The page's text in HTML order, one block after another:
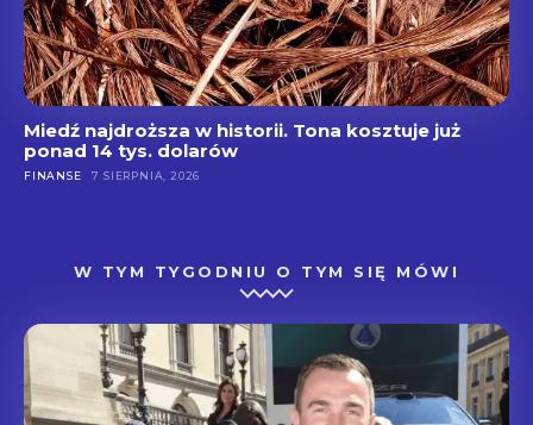
Miedź najdroższa w historii. Tona kosztuje już
ponad 14 tys. dolarów
FINANSE 7 SIERPNIA, 2026
W TYM TYGODNIU O TYM SIĘ MÓWI